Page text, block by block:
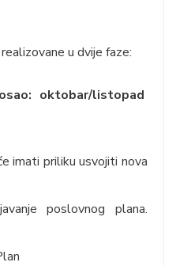
u dvije faze:
oktobar/listopad
imati priliku usvojiti nova
poslovnog plana.